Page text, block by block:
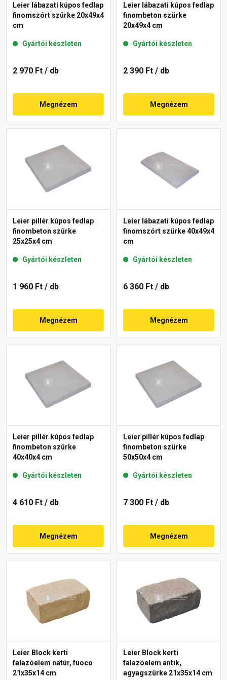
Leier lábazati kúpos fedlap
finomszórt szürke 20x49x4
cm
Gyártói készleten
2 970 Ft / db
Megnézem
Leier lábazati kúpos fedlap
finombeton szürke
20x49x4 cm
Gyártói készleten
2 390 Ft / db
Megnézem
Leier pillér kúpos fedlap
finombeton szürke
25x25x4 cm
Gyártói készleten
1 960 Ft / db
Megnézem
Leier lábazati kúpos fedlap
finomszórt szürke 40x49x4
cm
Gyártói készleten
6 360 Ft / db
Megnézem
Leier pillér kúpos fedlap
finombeton szürke
40x40x4 cm
Gyártói készleten
4 610 Ft / db
Megnézem
Leier pillér kúpos fedlap
finombeton szürke
50x50x4 cm
Gyártói készleten
7 300 Ft / db
Megnézem
Leier Block kerti
falazóelem natúr, fuoco
21x35x14 cm
Leier Block kerti
falazóelem antik,
agyagszürke 21x35x14 cm